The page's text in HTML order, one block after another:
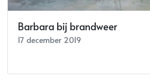
Barbara bij brandweer
17 december 2019